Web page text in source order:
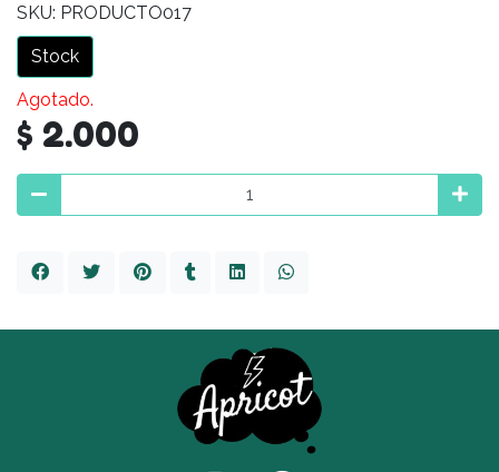
SKU: PRODUCTO017
Stock
Agotado.
$ 2.000